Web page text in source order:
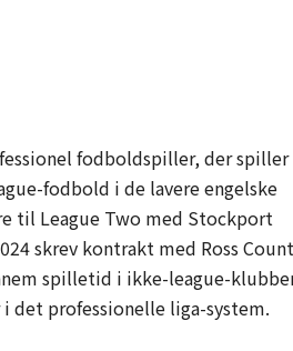
fodboldspiller, der spiller
fodbold i de lavere engelske
til League Two med Stockport
skrev kontrakt med Ross
spilletid i ikke-league-
det professionelle liga-system.